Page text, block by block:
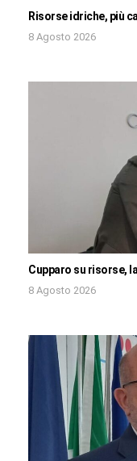
Risorse idriche, più
8 Agosto 2026
Cupparo su risorse,
8 Agosto 2026